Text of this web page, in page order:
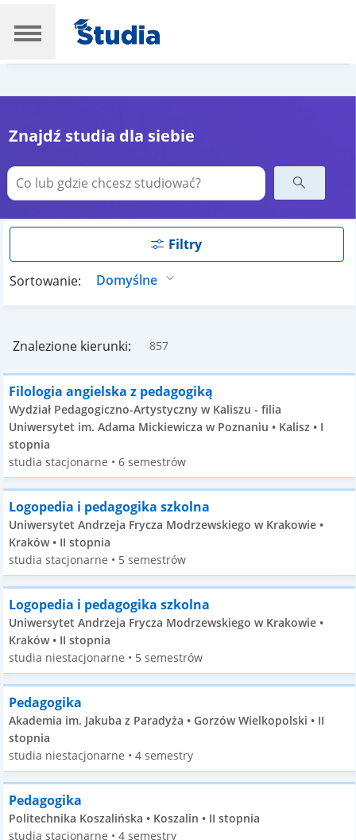
Znajdź studia dla siebie
Filtry
Sortowanie:
Znalezione kierunki: 857
Filologia angielska z pedagogiką
Wydział Pedagogiczno-Artystyczny w Kaliszu - filia
Uniwersytet im. Adama Mickiewicza w Poznaniu • Kalisz • I
stopnia
studia stacjonarne • 6 semestrów
Logopedia i pedagogika szkolna
Uniwersytet Andrzeja Frycza Modrzewskiego w Krakowie •
Kraków • II stopnia
studia stacjonarne • 5 semestrów
Logopedia i pedagogika szkolna
Uniwersytet Andrzeja Frycza Modrzewskiego w Krakowie •
Kraków • II stopnia
studia niestacjonarne • 5 semestrów
Pedagogika
Akademia im. Jakuba z Paradyża • Gorzów Wielkopolski • II
stopnia
studia niestacjonarne • 4 semestry
Pedagogika
Politechnika Koszalińska • Koszalin • II stopnia
studia stacjonarne • 4 semestry